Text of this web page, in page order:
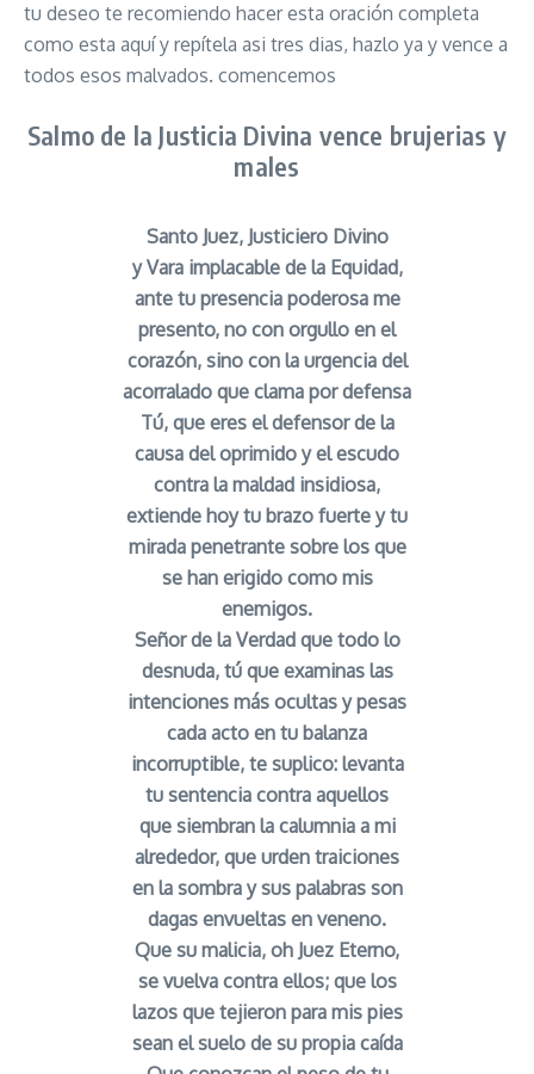
tu deseo te recomiendo hacer esta oración completa
como esta aquí y repítela asi tres dias, hazlo ya y vence a
todos esos malvados. comencemos
Salmo de la Justicia Divina vence brujerias y
males
Santo Juez, Justiciero Divino
y Vara implacable de la Equidad,
ante tu presencia poderosa me
presento, no con orgullo en el
corazón, sino con la urgencia del
acorralado que clama por defensa
Tú, que eres el defensor de la
causa del oprimido y el escudo
contra la maldad insidiosa,
extiende hoy tu brazo fuerte y tu
mirada penetrante sobre los que
se han erigido como mis
enemigos.
Señor de la Verdad que todo lo
desnuda, tú que examinas las
intenciones más ocultas y pesas
cada acto en tu balanza
incorruptible, te suplico: levanta
tu sentencia contra aquellos
que siembran la calumnia a mi
alrededor, que urden traiciones
en la sombra y sus palabras son
dagas envueltas en veneno.
Que su malicia, oh Juez Eterno,
se vuelva contra ellos; que los
lazos que tejieron para mis pies
sean el suelo de su propia caída